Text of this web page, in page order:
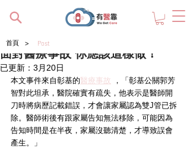
面對醫療事故 你應該這樣做！
已更新： 3月20日
本文事件來自彰基的 醫療事故 ，「彰基公關郭芳
智對此坦承，醫院確實有疏失，他表示是醫師開
刀時將病歷記載錯誤，才會讓家屬認為雙J管已拆
除。醫師術後有跟家屬告知無法移除，可能因為
告知時間是在半夜，家屬沒聽清楚，才導致誤會
產生。」
首頁 > Post